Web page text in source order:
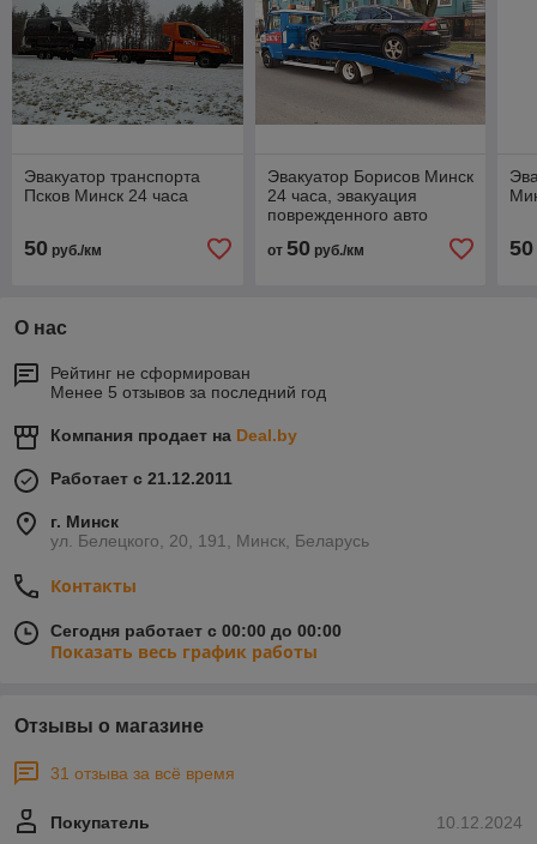
Эвакуатор транспорта
Псков Минск 24 часа
50 руб./км
Эвакуатор Борисов Минск
24 часа, эвакуация
поврежденного авто
от 50руб./км 50
О нас
Рейтинг не сформирован
Менее 5 отзывов за последний год
Компания продает на Deal.by
Работает с 21.12.2011
г. Минск
ул. Белецкого, 20, 191, Минск, Беларусь
Контакты
Сегодня работает с 00:00 до 00:00
Показать весь график работы
Отзывы о магазине
31 отзыва за всё время
10.12.2024
Покупатель